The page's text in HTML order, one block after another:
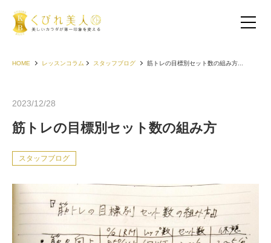
お客様の声（30代以下）
お客様の声（40代）
HOME レッスンコラム スタッフブログ 筋トレの目標別セット数の組み方...
2023/12/28
筋トレの目標別セット数の組み方
スタッフブログ